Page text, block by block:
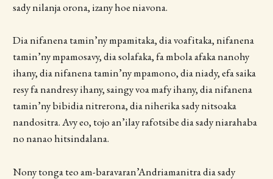
sady nilanja orona, izany hoe niavona.
Dia nifanena tamin’ny mpamitaka, dia voafitaka, nifanena
tamin’ny mpamosavy, dia solafaka, fa mbola afaka nanohy
ihany, dia nifanena tamin’ny mpamono, dia niady, efa saika
resy fa nandresy ihany, saingy voa mafy ihany, dia nifanena
tamin’ny bibidia nitrerona, dia niherika sady nitsoaka
nandositra. Avy eo, tojo an’ilay rafotsibe dia sady niarahaba
no nanao hitsindalana.
Nony tonga teo am-baravaran’Andriamanitra dia sady